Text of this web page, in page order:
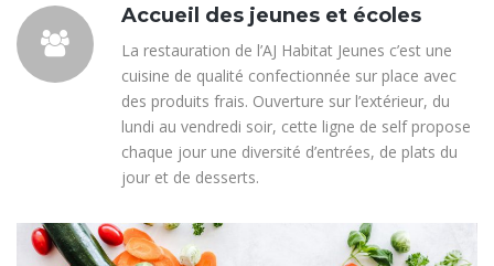
Accueil des jeunes et écoles
La restauration de l’AJ Habitat Jeunes c’est une
cuisine de qualité confectionnée sur place avec
des produits frais. Ouverture sur l’extérieur, du
lundi au vendredi soir, cette ligne de self propose
chaque jour une diversité d’entrées, de plats du
jour et de desserts.